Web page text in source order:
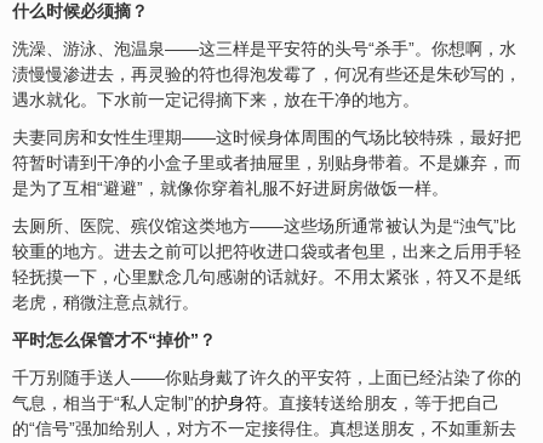
什么时候必须摘？
洗澡、游泳、泡温泉——这三样是平安符的头号“杀手”。你想啊，水
渍慢慢渗进去，再灵验的符也得泡发霉了，何况有些还是朱砂写的，
遇水就化。下水前一定记得摘下来，放在干净的地方。
夫妻同房和女性生理期——这时候身体周围的气场比较特殊，最好把
符暂时请到干净的小盒子里或者抽屉里，别贴身带着。不是嫌弃，而
是为了互相“避避”，就像你穿着礼服不好进厨房做饭一样。
去厕所、医院、殡仪馆这类地方——这些场所通常被认为是“浊气”比
较重的地方。进去之前可以把符收进口袋或者包里，出来之后用手轻
轻抚摸一下，心里默念几句感谢的话就好。不用太紧张，符又不是纸
老虎，稍微注意点就行。
平时怎么保管才不“掉价”？
千万别随手送人——你贴身戴了许久的平安符，上面已经沾染了你的
气息，相当于“私人定制”的护身符。直接转送给朋友，等于把自己
的“信号”强加给别人，对方不一定接得住。真想送朋友，不如重新去